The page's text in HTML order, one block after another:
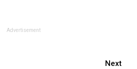
Advertisement
Next